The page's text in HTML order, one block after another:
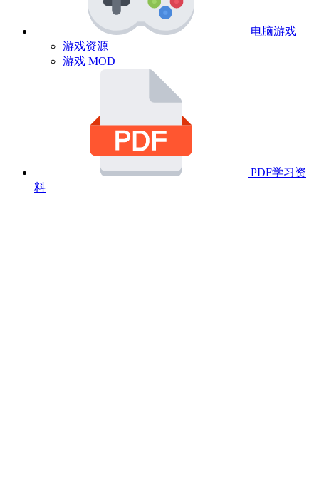
电脑游戏
游戏资源
游戏 MOD
PDF学习资
料